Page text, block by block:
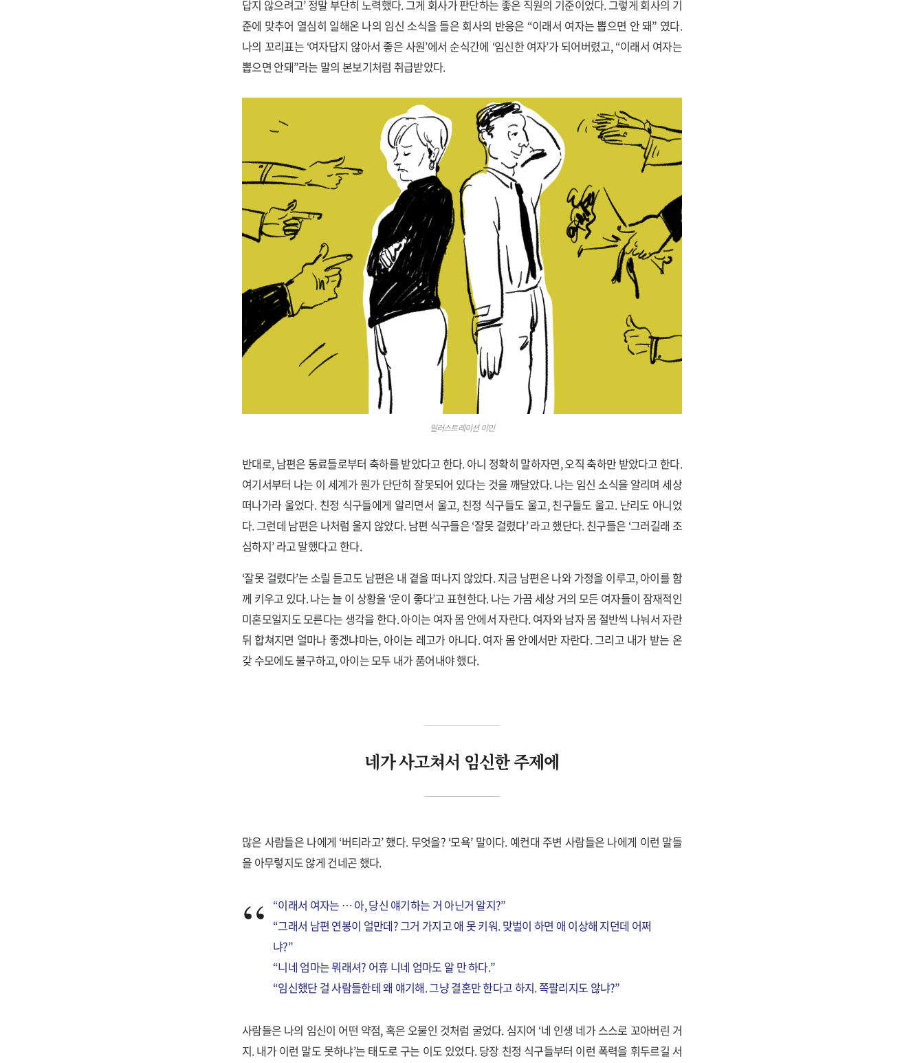
답지 않으려고’ 정말 부단히 노력했다. 그게 회사가 판단하는 좋은 직원의 기준이었다. 그렇게 회사의 기
준에 맞추어 열심히 일해온 나의 임신 소식을 들은 회사의 반응은 “이래서 여자는 뽑으면 안 돼” 였다.
나의 꼬리표는 ‘여자답지 않아서 좋은 사원’에서 순식간에 ‘임신한 여자’가 되어버렸고, “이래서 여자는
뽑으면 안돼”라는 말의 본보기처럼 취급받았다.
일러스트레이션 이민
반대로, 남편은 동료들로부터 축하를 받았다고 한다. 아니 정확히 말하자면, 오직 축하만 받았다고 한다.
여기서부터 나는 이 세계가 뭔가 단단히 잘못되어 있다는 것을 깨달았다. 나는 임신 소식을 알리며 세상
떠나가라 울었다. 친정 식구들에게 알리면서 울고, 친정 식구들도 울고, 친구들도 울고. 난리도 아니었
다. 그런데 남편은 나처럼 울지 않았다. 남편 식구들은 ‘잘못 걸렸다’ 라고 했단다. 친구들은 ‘그러길래 조
심하지’ 라고 말했다고 한다.
‘잘못 걸렸다’는 소릴 듣고도 남편은 내 곁을 떠나지 않았다. 지금 남편은 나와 가정을 이루고, 아이를 함
께 키우고 있다. 나는 늘 이 상황을 ‘운이 좋다’고 표현한다. 나는 가끔 세상 거의 모든 여자들이 잠재적인
미혼모일지도 모른다는 생각을 한다. 아이는 여자 몸 안에서 자란다. 여자와 남자 몸 절반씩 나눠서 자란
뒤 합쳐지면 얼마나 좋겠냐마는, 아이는 레고가 아니다. 여자 몸 안에서만 자란다. 그리고 내가 받는 온
갖 수모에도 불구하고, 아이는 모두 내가 품어내야 했다.
네가 사고쳐서 임신한 주제에
많은 사람들은 나에게 ‘버티라고’ 했다. 무엇을? ‘모욕’ 말이다. 예컨대 주변 사람들은 나에게 이런 말들
을 아무렇지도 않게 건네곤 했다.
“이래서 여자는 … 아, 당신 얘기하는 거 아닌거 알지?”
“그래서 남편 연봉이 얼만데? 그거 가지고 애 못 키워. 맞벌이 하면 애 이상해 지던데 어쩌
냐?”
“니네 엄마는 뭐래셔? 어휴 니네 엄마도 알 만 하다.”
“임신했단 걸 사람들한테 왜 얘기해. 그냥 결혼만 한다고 하지. 쪽팔리지도 않냐?”
사람들은 나의 임신이 어떤 약점, 혹은 오물인 것처럼 굴었다. 심지어 ‘네 인생 네가 스스로 꼬아버린 거
지. 내가 이런 말도 못하냐’는 태도로 구는 이도 있었다. 당장 친정 식구들부터 이런 폭력을 휘두르길 서